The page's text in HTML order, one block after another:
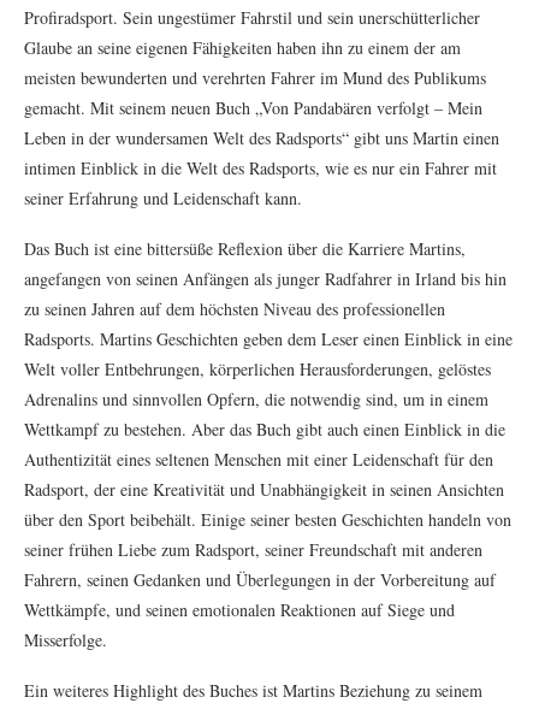
Profiradsport. Sein ungestümer Fahrstil und sein unerschütterlicher
Glaube an seine eigenen Fähigkeiten haben ihn zu einem der am
meisten bewunderten und verehrten Fahrer im Mund des Publikums
gemacht. Mit seinem neuen Buch „Von Pandabären verfolgt – Mein
Leben in der wundersamen Welt des Radsports“ gibt uns Martin einen
intimen Einblick in die Welt des Radsports, wie es nur ein Fahrer mit
seiner Erfahrung und Leidenschaft kann.
Das Buch ist eine bittersüße Reflexion über die Karriere Martins,
angefangen von seinen Anfängen als junger Radfahrer in Irland bis hin
zu seinen Jahren auf dem höchsten Niveau des professionellen
Radsports. Martins Geschichten geben dem Leser einen Einblick in eine
Welt voller Entbehrungen, körperlichen Herausforderungen, gelöstes
Adrenalins und sinnvollen Opfern, die notwendig sind, um in einem
Wettkampf zu bestehen. Aber das Buch gibt auch einen Einblick in die
Authentizität eines seltenen Menschen mit einer Leidenschaft für den
Radsport, der eine Kreativität und Unabhängigkeit in seinen Ansichten
über den Sport beibehält. Einige seiner besten Geschichten handeln von
seiner frühen Liebe zum Radsport, seiner Freundschaft mit anderen
Fahrern, seinen Gedanken und Überlegungen in der Vorbereitung auf
Wettkämpfe, und seinen emotionalen Reaktionen auf Siege und
Misserfolge.
Ein weiteres Highlight des Buches ist Martins Beziehung zu seinem